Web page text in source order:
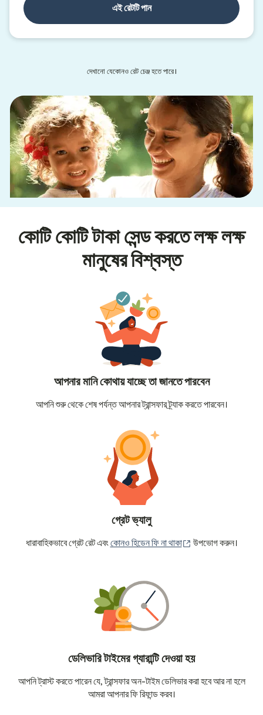
এই রেটটি পান
দেখানো যেকোনও রেট চেঞ্জ হতে পারে।
কোটি কোটি টাকা সেন্ড করতে লক্ষ লক্ষ
মানুষের বিশ্বস্ত
আপনার মানি কোথায় যাচ্ছে তা জানতে পারবেন
আপনি শুরু থেকে শেষ পর্যন্ত আপনার ট্রান্সফার ট্র্যাক করতে পারবেন।
গ্রেট ভ্যালু
ধারাবাহিকভাবে গ্রেট রেট এবংকোনও হিডেন ফি না থাকা (নতুন উইন্ডোতে খুলবে)
উপভোগ করুন।
ডেলিভারি টাইমের গ্যারান্টি দেওয়া হয়
আপনি ট্রাস্ট করতে পারেন যে, ট্রান্সফার অন-টাইম ডেলিভার করা হবে আর না হলে
আমরা আপনার ফি রিফান্ড করব।